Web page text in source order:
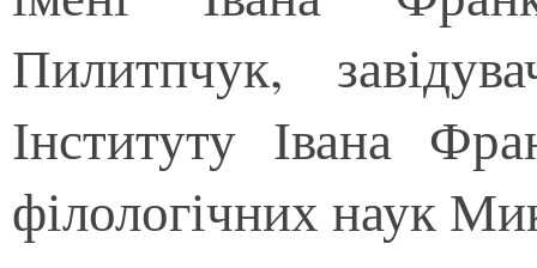
Пилитпчук,
Інституту Івана
філологічних наук